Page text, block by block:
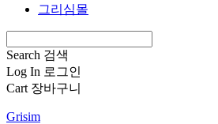
그리심몰
Search 검색
Log In 로그인
Cart 장바구니
Grisim